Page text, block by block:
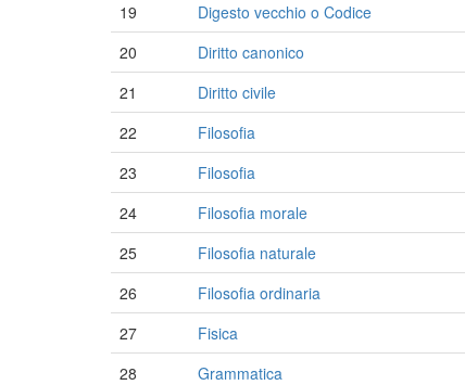
19
Digesto vecchio o Codice
20
Diritto canonico
21
Diritto civile
22
Filosofia
23
Filosofia
24
Filosofia morale
25
Filosofia naturale
26
Filosofia ordinaria
27
Fisica
28
Grammatica